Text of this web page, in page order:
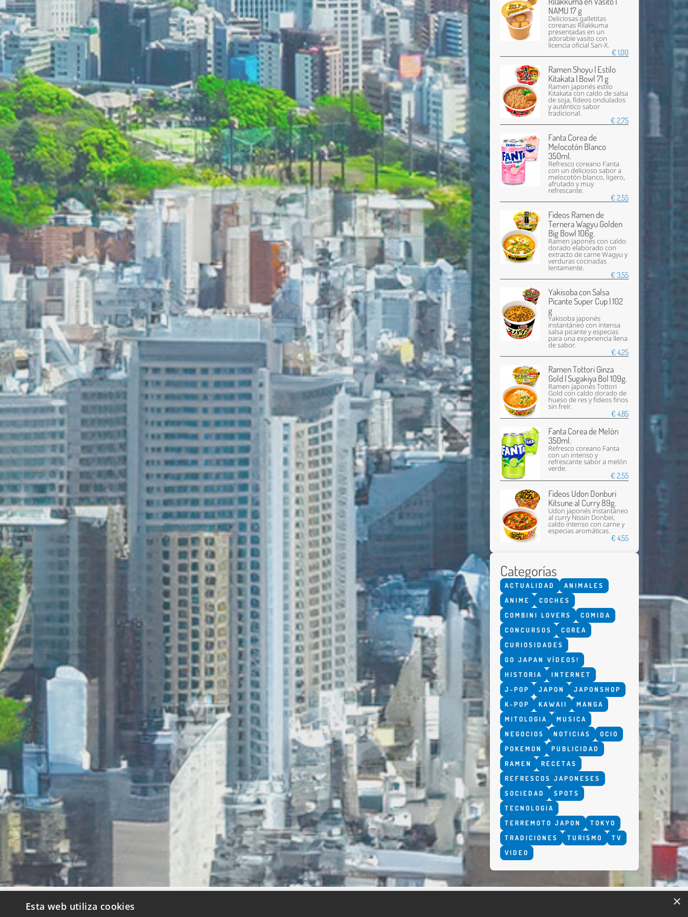
NAMU 17 g
Deliciosas galletitas
coreanas Rilakkuma
presentadas en un
adorable vasito con
licencia oficial San-X.
€ 1,00
Ramen Shoyu | Estilo
Kitakata | Bowl 71 g
Ramen japonés estilo
Kitakata con caldo de salsa
de soja, fideos ondulados
y auténtico sabor
tradicional.
€ 2,75
Fanta Corea de
Melocotón Blanco
350ml.
Refresco coreano Fanta
con un delicioso sabor a
melocotón blanco, ligero,
afrutado y muy
refrescante.
€ 2,55
Fideos Ramen de
Ternera Wagyu Golden
Big Bowl 106g.
Ramen japonés con caldo
dorado elaborado con
extracto de carne Wagyu y
verduras cocinadas
lentamente.
€ 3,55
Yakisoba con Salsa
Picante Super Cup | 102
g
Yakisoba japonés
instantáneo con intensa
salsa picante y especias
para una experiencia llena
de sabor.
€ 4,25
Ramen Tottori Ginza
Gold | Sugakiya Bol 109g.
Ramen japonés Tottori
Gold con caldo dorado de
hueso de res y fideos finos
sin freír.
€ 4,85
Fanta Corea de Melón
350ml.
Refresco coreano Fanta
con un intenso y
refrescante sabor a melón
verde.
€ 2,55
Fideos Udon Donburi
Kitsune al Curry 89g.
Udon japonés instantáneo
al curry Nissin Donbei,
caldo intenso con carne y
especias aromáticas.
€ 4,55
Categorías
ACTUALIDAD
ANIMALES
ANIME
COCHES
COMBINI LOVERS
COMIDA
CONCURSOS
COREA
CURIOSIDADES
GO JAPAN VÍDEOS!
HISTORIA
INTERNET
J-POP
JAPON
JAPONSHOP
K-POP
KAWAII
MANGA
MITOLOGIA
MUSICA
NEGOCIOS
NOTICIAS
OCIO
POKEMON
PUBLICIDAD
RAMEN
RECETAS
REFRESCOS JAPONESES
SOCIEDAD
SPOTS
TECNOLOGIA
TERREMOTO JAPON
TOKYO
TRADICIONES
TURISMO
TV
VIDEO
×
Esta web utiliza cookies